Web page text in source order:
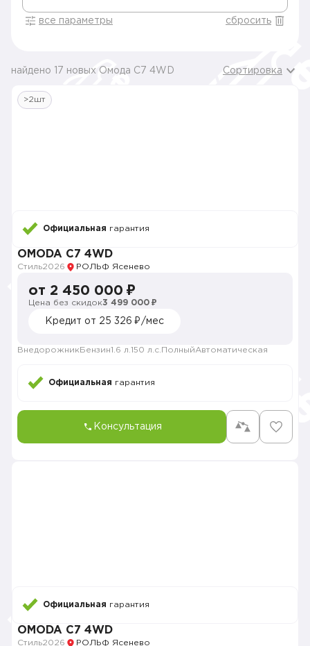
все параметры сбросить
найдено 17 новых Омода C7 4WD Сортировка
>2шт
Официальная гарантия
OMODA C7 4WD
Стиль2026 РОЛЬФ Ясенево
от 2 450 000 ₽
Цена без скидок3 499 000 ₽
Кредит от 25 326 ₽/мес
Внедорожник Бензин1.6 л. 150 л.с. ПолныйАвтоматическая
Официальная гарантия
Консультация
Официальная гарантия
OMODA C7 4WD
Стиль2026 РОЛЬФ Ясенево